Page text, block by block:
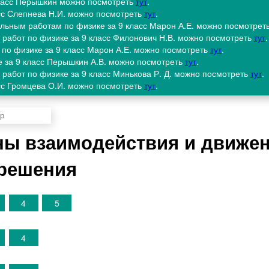
Слепнева Н.И. можно посмотретьтут.
работам по физике за 9 класс Марон А.Е. можно
по физике за 9 класс Филонович Н.В. можно посмотреть тут.
по физике за 9 класс Марон А.Е. можно посмотреть тут.
за 9 класс Перышкин А.В. можно посмотреть тут.
по физике за 9 класс Минькова Р. Д. можно посмотреть тут.
Громцева О.И. можно посмотретьтут.
взаимодействия и
4 5
4